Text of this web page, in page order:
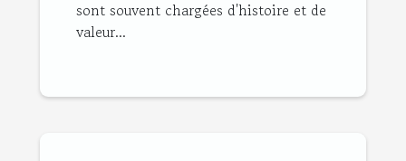
sont souvent chargées d'histoire et de
valeur...